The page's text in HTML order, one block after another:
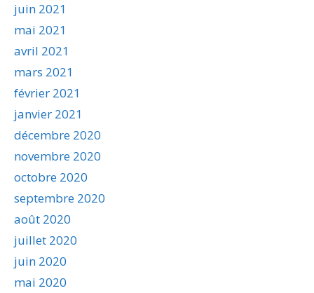
juin 2021
mai 2021
avril 2021
mars 2021
février 2021
janvier 2021
décembre 2020
novembre 2020
octobre 2020
septembre 2020
août 2020
juillet 2020
juin 2020
mai 2020